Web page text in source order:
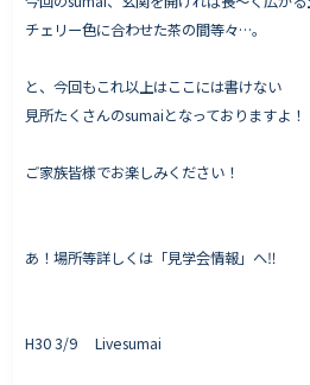
よくいただくご質問
会社情報
会社概要
チェリー色に合わせた茶の間等々…。
と、今回もこれ以上はここには書けない
見所たくさんのsumaiとなっておりますよ！
ご家族皆様でお楽しみください！
あ！場所等詳しくは「見学会情報」へ‼
H30 3/9 Livesumai